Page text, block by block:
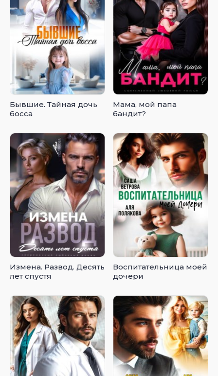
Бывшие. Тайная дочь
босса
Мама, мой папа
бандит?
Измена. Развод. Десять
лет спустя
Воспитательница моей
дочери